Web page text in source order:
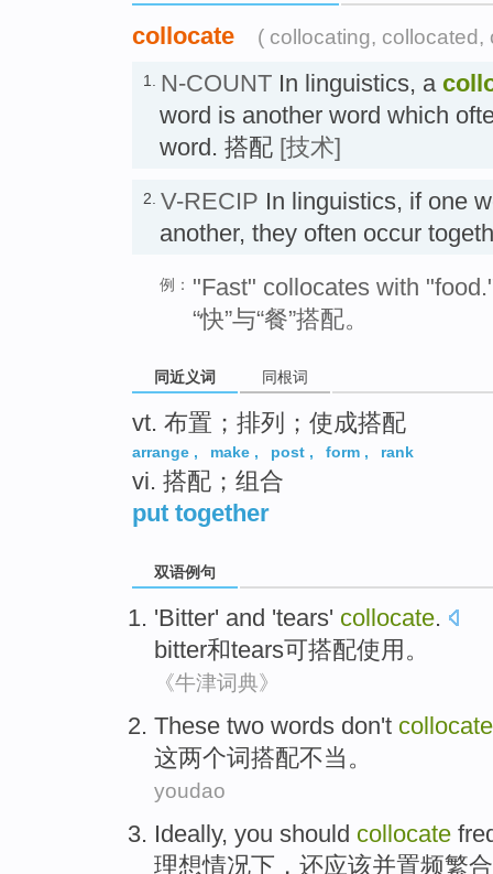
collocate ( collocating, collocated,
1. N-COUNT In linguistics, a
word is another word which
word. 搭配 [技术]
2. V-RECIP In linguistics, if one
another, they often occur
例： "Fast" collocates with
“快”与“餐”搭配。
同近义词 同根词
vt. 布置；排列；使成搭配
arrange , make , post , form , rank
vi. 搭配；组合
put together
双语例句
'Bitter' and 'tears' collocate.
bitter和tears可搭配使用。
《牛津词典》
These two words don't collocate
这两个词搭配不当。
youdao
Ideally, you should collocate
理想情况下 ，还应该并置频繁